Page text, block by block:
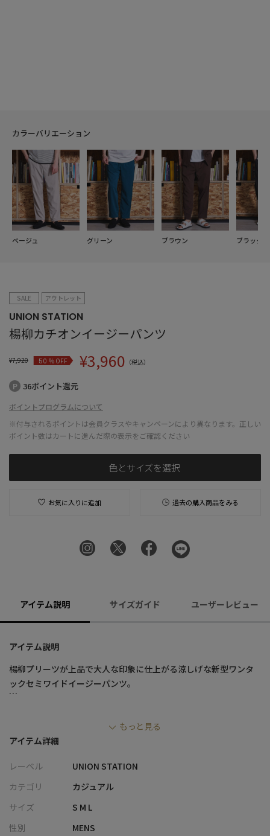
カラーバリエーション
ベージュ グリーン ブラウン ブラック
SALE アウトレット
UNION STATION
楊柳カチオンイージーパンツ
¥7,920 50% OFF ¥3,960 （税込）
36ポイント還元
ポイントプログラムについて
※付与されるポイントは会員クラスやキャンペーンにより異なります。正しい
ポイント数はカートに進んだ際の表示をご確認ください
色とサイズを選択
お気に入りに追加 過去の購入商品をみる
アイテム説明 サイズガイド ユーザーレビュー
アイテム説明
楊柳プリーツが上品で大人な印象に仕上がる涼しげな新型ワンタ
ックセミワイドイージーパンツ。
特徴的なシワ感が単調になりがちなコーデに表情をもたせてくれ
ウエストゴム仕様、サイド＆バックポケット付きなのも嬉しいポ
幅広い体型をカバーし、上品なルックスとラフな着心地が叶う、
絶妙なバランスの一本です。
もっと見る
アイテム詳細
レーベル
UNION STATION
カテゴリ
カジュアル
サイズ
S M L
性別
MENS